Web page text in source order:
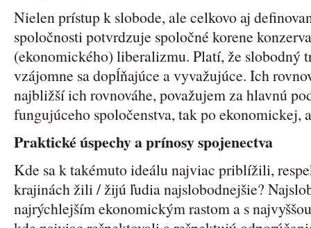
Nielen prístup k slobode, ale celkovo aj
spoločnosti potvrdzuje spoločné korene
(ekonomického) liberalizmu. Platí, že slobodný
vzájomne sa dopĺňajúce a vyvažujúce. Ich
najbližší ich rovnováhe, považujem za hlavnú
fungujúceho spoločenstva, tak po ekonomickej,
Praktické úspechy a prínosy spojenectva
Kde sa k takémuto ideálu najviac priblížili,
krajinách žili / žijú ľudia najslobodnejšie?
najrýchlejším ekonomickým rastom a s